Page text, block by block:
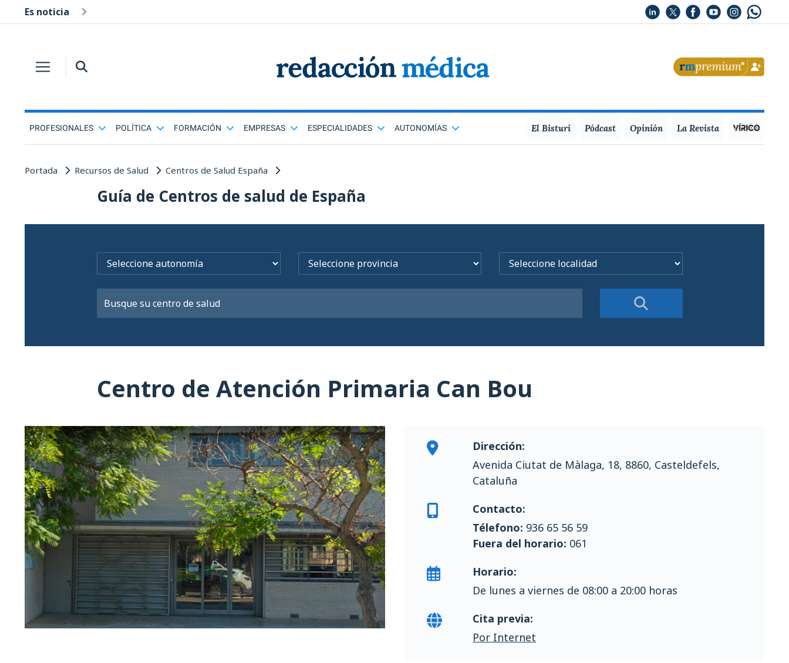
Es noticia
PROFESIONALES POLÍTICA FORMACIÓN EMPRESAS ESPECIALIDADES AUTONOMÍAS El Bisturí Pódcast Opinión La Revista
Portada Recursos de Salud Centros de Salud España
Guía de Centros de salud de España
Centro de Atención Primaria Can Bou
Dirección:
Avenida Ciutat de Màlaga, 18, 8860, Casteldefels,
Cataluña
Contacto:
Télefono: 936 65 56 59
Fuera del horario: 061
Horario:
De lunes a viernes de 08:00 a 20:00 horas
Cita previa:
Por Internet